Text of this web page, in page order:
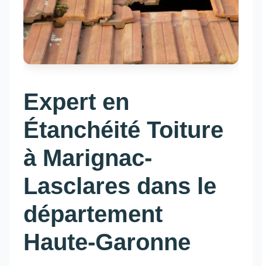
Expert en
Étanchéité Toiture
à Marignac-
Lasclares dans le
département
Haute-Garonne